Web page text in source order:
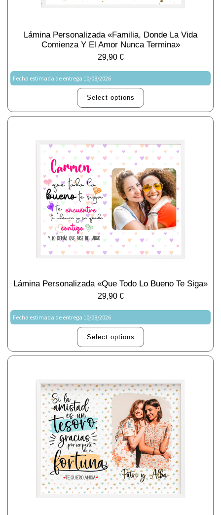
Lámina Personalizada «Familia, Donde La Vida
Comienza Y El Amor Nunca Termina»
29,90 €
Fecha estimada de entrega 10/08/2026
Select options
Lámina Personalizada «Que Todo Lo Bueno Te Siga»
29,90 €
Fecha estimada de entrega 10/08/2026
Select options